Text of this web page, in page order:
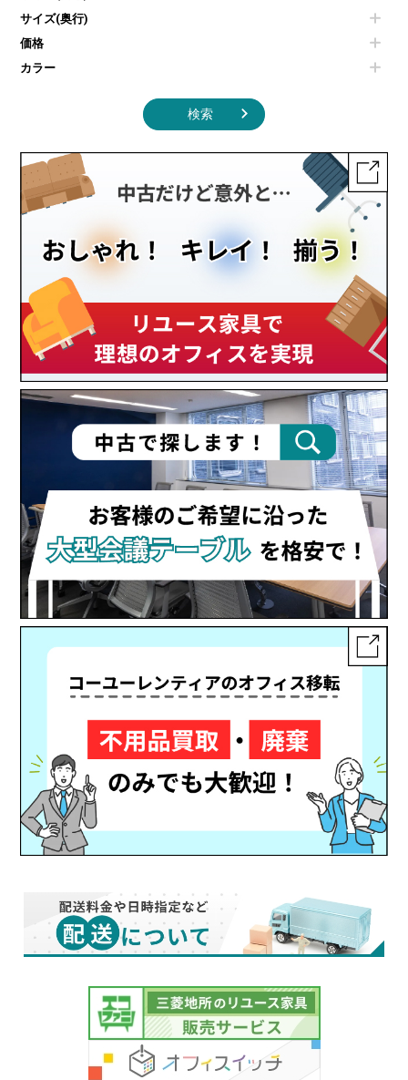
ダストボックス（ゴミ箱）
インテリア家具その他
季節家電
サイズ(奥行)
価格
カラー
検索